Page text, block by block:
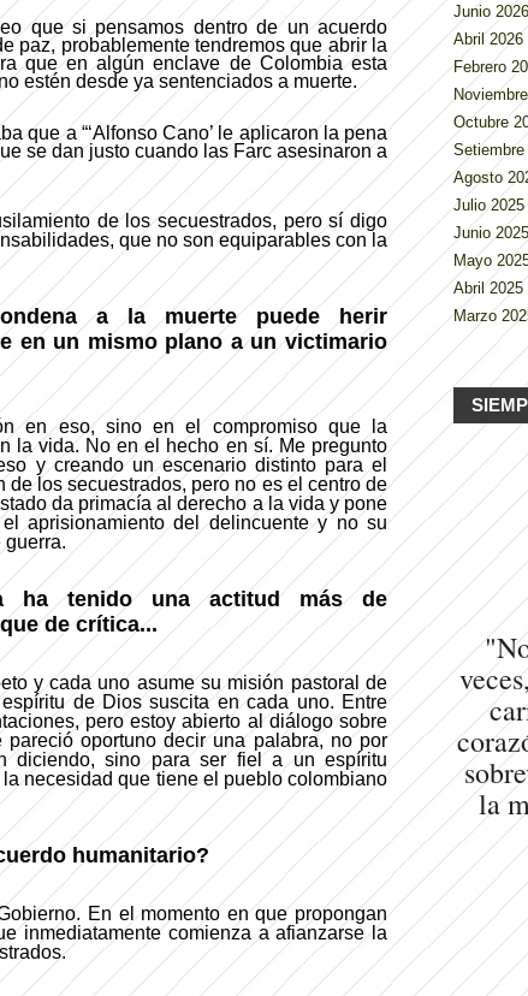
que si pensamos dentro de un acuerdo
paz, probablemente tendremos que abrir la
que en algún enclave de Colombia esta
estén desde ya sentenciados a muerte.
que a “‘Alfonso Cano’ le aplicaron la pena
se dan justo cuando las Farc asesinaron a
de los secuestrados, pero sí digo
que no son equiparables con la
a la muerte puede herir
en un mismo plano a un victimario
en eso, sino en el compromiso que la
la vida. No en el hecho en sí. Me pregunto
y creando un escenario distinto para el
los secuestrados, pero no es el centro de
da primacía al derecho a la vida y pone
aprisionamiento del delincuente y no su
guerra.
ha tenido una actitud más de
de crítica...
y cada uno asume su misión pastoral de
de Dios suscita en cada uno. Entre
pero estoy abierto al diálogo sobre
oportuno decir una palabra, no por
diciendo, sino para ser fiel a un espíritu
necesidad que tiene el pueblo colombiano
humanitario?
En el momento en que propongan
inmediatamente comienza a afianzarse la
Junio 2026
Abril 2026
Febrero
Octubre
Setiembre
Agosto
Julio 2025
Junio 2025
Mayo
Abril 2025
Marzo
la